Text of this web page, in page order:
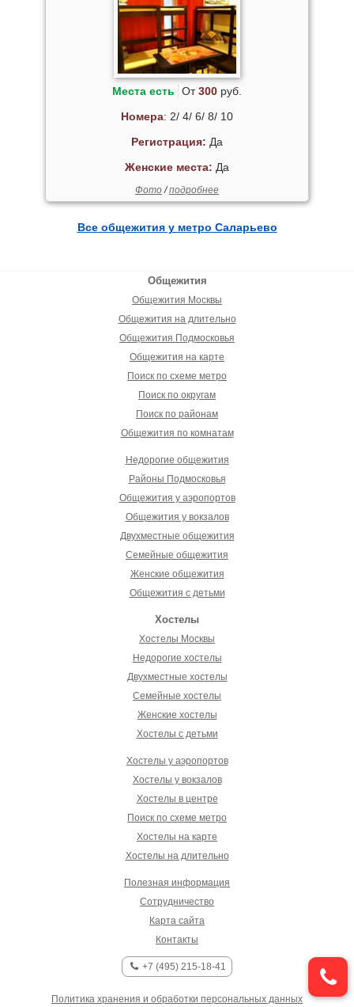
Места есть От300руб.
Номера: 2/ 4/ 6/ 8/ 10
Регистрация: Да
Женские места: Да
Фото/подробнее
Все общежития у метро Саларьево
Общежития
Общежития Москвы
Общежития на длительно
Общежития Подмосковья
Общежития на карте
Поиск по схеме метро
Поиск по округам
Поиск по районам
Общежития по комнатам
Недорогие общежития
Районы Подмосковья
Общежития у аэропортов
Общежития у вокзалов
Двухместные общежития
Семейные общежития
Женские общежития
Общежития с детьми
Хостелы
Хостелы Москвы
Недорогие хостелы
Двухместные хостелы
Семейные хостелы
Женские хостелы
Хостелы с детьми
Хостелы у аэропортов
Хостелы у вокзалов
Хостелы в центре
Поиск по схеме метро
Хостелы на карте
Хостелы на длительно
Полезная информация
Сотрудничество
Карта сайта
Контакты
+7 (495) 215-18-41
Политика хранения и обработки персональных данных